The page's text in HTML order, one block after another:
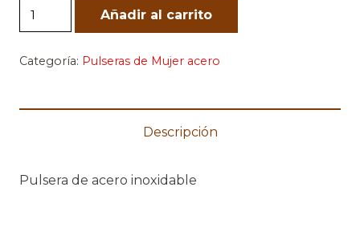
PA1403
cantidad
Añadir al carrito
Categoría: Pulseras de Mujer acero
Descripción
Pulsera de acero inoxidable